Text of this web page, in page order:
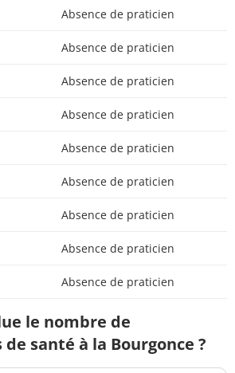
Absence de praticien
Absence de praticien
Absence de praticien
Absence de praticien
Absence de praticien
Absence de praticien
Absence de praticien
Absence de praticien
Absence de praticien
le nombre de
santé à la Bourgonce ?